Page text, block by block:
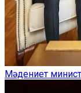
Мәдениет